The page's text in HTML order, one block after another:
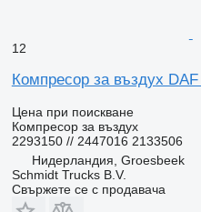
12
Компресор за въздух
Цена при поискване
Компресор за въздух
2293150 // 2447016 2133506
Нидерландия, Groesbeek
Schmidt Trucks B.V.
Свържете се с продавача